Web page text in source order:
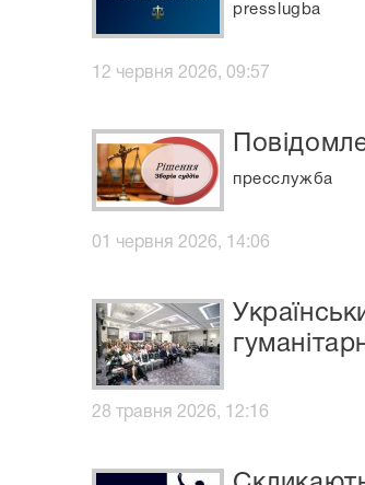
presslugba
12 червня 2026, 09:57
пресслужба
01 червня 2026, 14:06
28 травня 2026, 12:16